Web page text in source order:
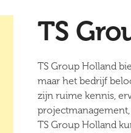
TS
TS Group Holland
maar het bedrijf
zijn ruime kennis,
TS Group Holland